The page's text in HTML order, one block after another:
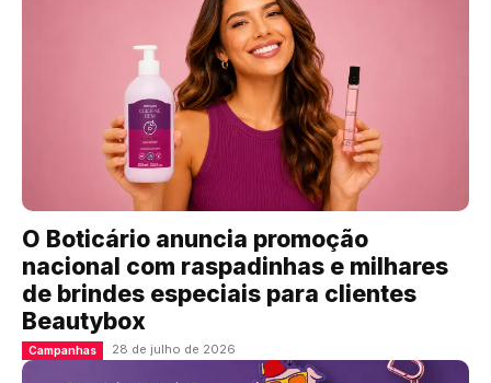
O Boticário anuncia promoção
nacional com raspadinhas e milhares
de brindes especiais para clientes
Beautybox
Campanhas 28 de julho de 2026